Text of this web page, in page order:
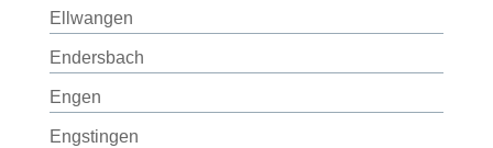
Ellwangen
Endersbach
Engen
Engstingen